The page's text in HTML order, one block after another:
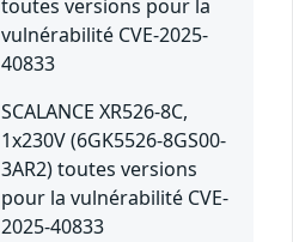
toutes versions pour la
vulnérabilité CVE-2025-
40833
SCALANCE XR526-8C,
1x230V (6GK5526-8GS00-
3AR2) toutes versions
pour la vulnérabilité CVE-
2025-40833